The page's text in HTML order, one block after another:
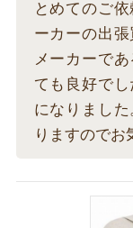
とめてのご
ーカーの出
メーカーで
ても良好で
になりまし
りますのでお